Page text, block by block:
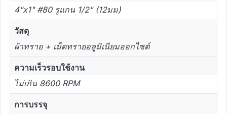
4"x1" #80 รูแกน 1/2" (12มม)
วัสดุ
ผ้าทราย + เม็ดทรายอลูมิเนียมออกไซต์
ความเร็วรอบใช้งาน
ไม่เกิน 8600 RPM
การบรรจุ